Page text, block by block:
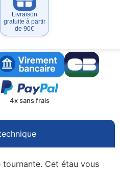
Livraison
gratuite à partir
de 90€
4x sans frais
Cet étau vous